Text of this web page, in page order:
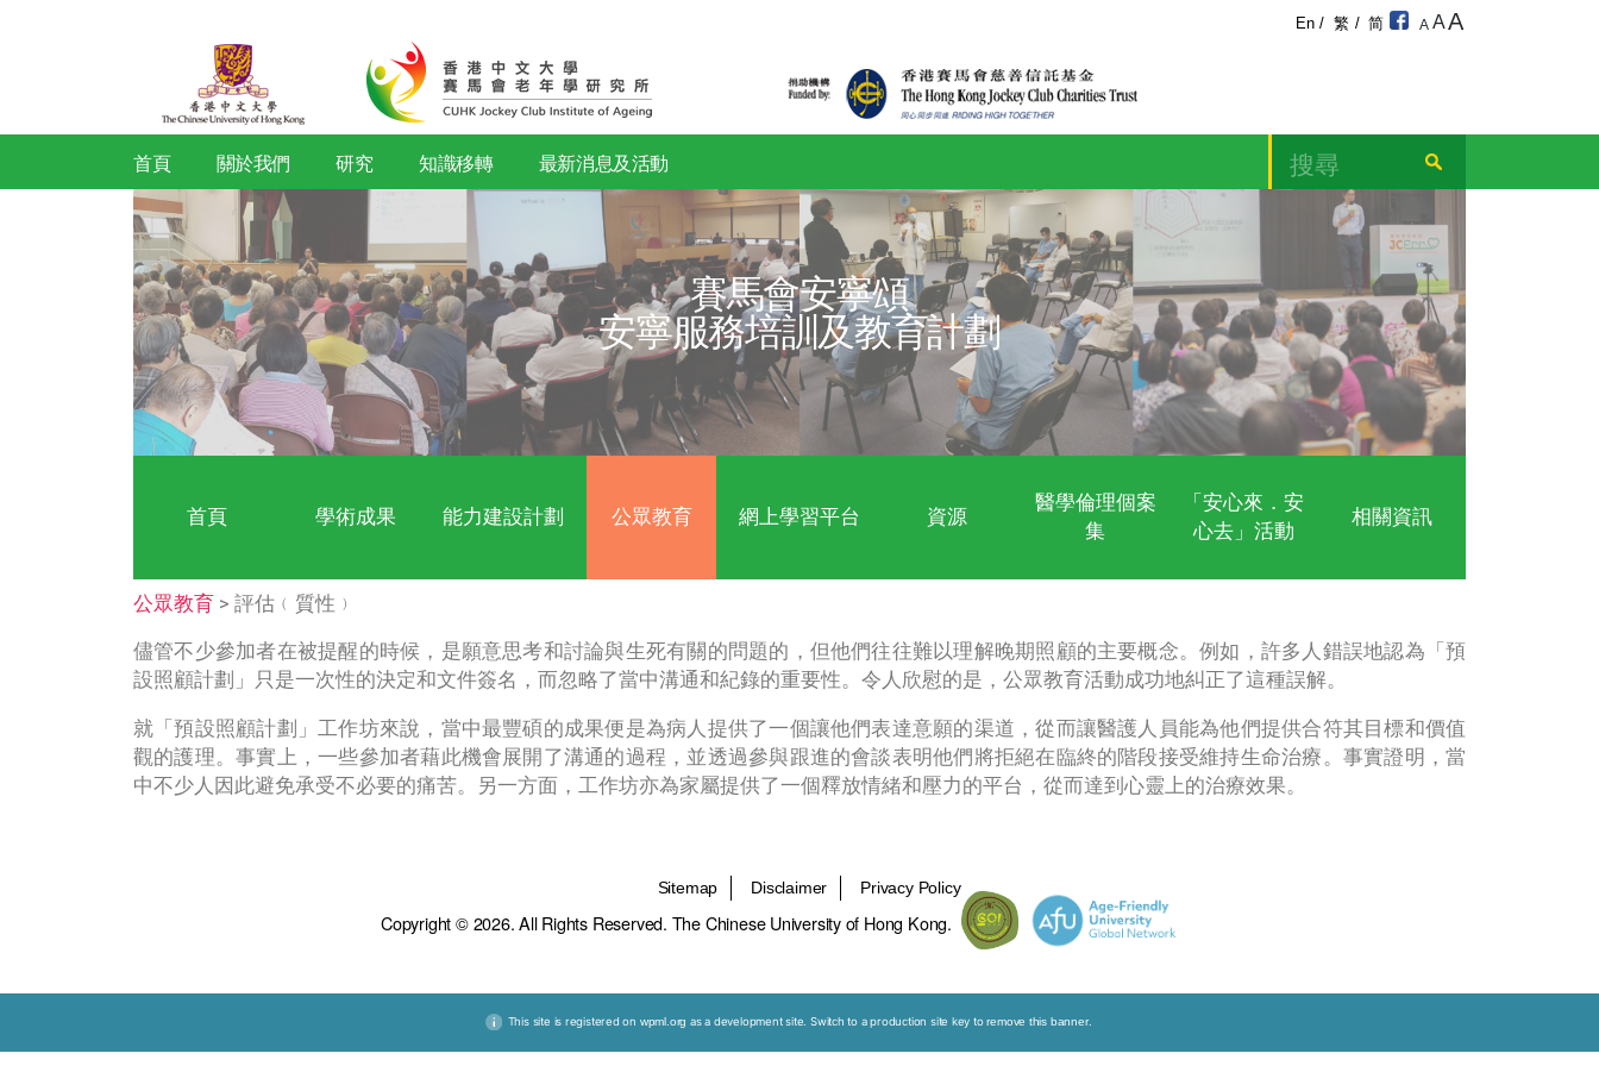
首頁 關於我們 知識移轉 最新消息及活動
賽馬會安寧頌
安寧服務培訓及教育計劃
首頁 學術成果 能力建設計劃 公眾教育 網上學習平台 資源
集
公眾教育> 評估﹙質性﹚
就「預設照顧計劃」工作坊來說，當中最豐碩的成果便是為病人提供了一個讓他們表達意願的渠道，從而讓醫護人員能為他們
觀的護理。事實上，一些參加者藉此機會展開了溝通的過程，並透過參與跟進的會談表明他們將拒絕在臨終的階段接受維持生